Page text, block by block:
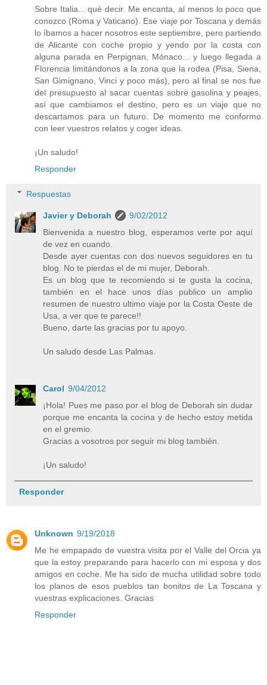
Sobre Italia... qué decir. Me encanta, al menos lo poco que
conozco (Roma y Vaticano). Ese viaje por Toscana y demás
lo íbamos a hacer nosotros este septiembre, pero partiendo
de Alicante con coche propio y yendo por la costa con
alguna parada en Perpignan, Mónaco... y luego llegada a
Florencia limitándonos a la zona que la rodea (Pisa, Siena,
San Gimignano, Vinci y poco más), pero al final se nos fue
del presupuesto al sacar cuentas sobre gasolina y peajes,
así que cambiamos el destino, pero es un viaje que no
descartamos para un futuro. De momento me conformo
con leer vuestros relatos y coger ideas.
¡Un saludo!
Responder
Respuestas
Javier y Deborah
9/02/2012
Bienvenida a nuestro blog, esperamos verte por aquí
de vez en cuando.
Desde ayer cuentas con dos nuevos seguidores en tu
blog. No te pierdas el de mi mujer, Deborah.
Es un blog que te recomiendo si te gusta la cocina,
también en el hace unos días publico un amplio
resumen de nuestro ultimo viaje por la Costa Oeste de
Usa, a ver que te parece!!
Bueno, darte las gracias por tu apoyo.
Un saludo desde Las Palmas.
Carol 9/04/2012
¡Hola! Pues me paso por el blog de Deborah sin dudar
porque me encanta la cocina y de hecho estoy metida
en el gremio.
Gracias a vosotros por seguir mi blog también.
¡Un saludo!
Responder
Unknown 9/19/2018
Me he empapado de vuestra visita por el Valle del Orcia ya
que la estoy preparando para hacerlo con mi esposa y dos
amigos en coche. Me ha sido de mucha utilidad sobre todo
los planos de esos pueblos tan bonitos de La Toscana y
vuestras explicaciones. Gracias
Responder